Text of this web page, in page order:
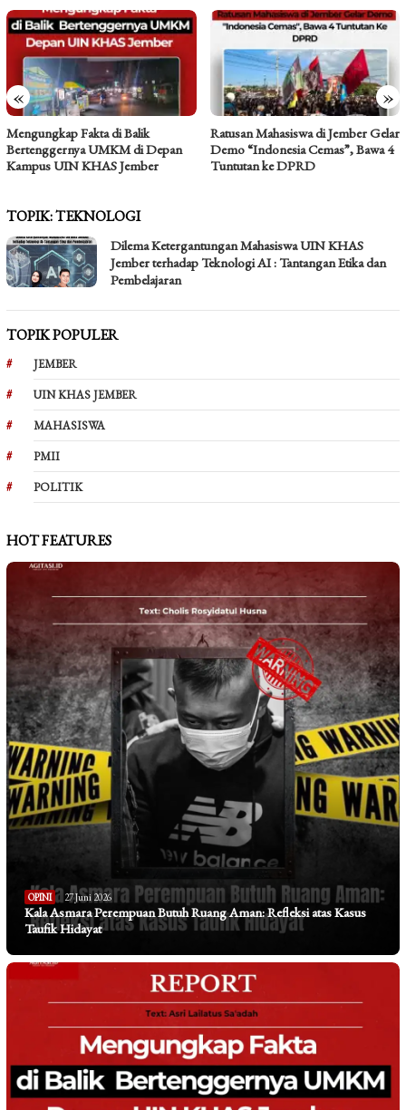
« »
Mengungkap Fakta di Balik
Bertenggernya UMKM di Depan
Kampus UIN KHAS Jember
Ratusan Mahasiswa di Jember Gelar
Demo “Indonesia Cemas”, Bawa 4
Tuntutan ke DPRD
TOPIK:TEKNOLOGI
Dilema Ketergantungan Mahasiswa UIN KHAS
Jember terhadap Teknologi AI : Tantangan Etika dan
Pembelajaran
TOPIK POPULER
JEMBER
UIN KHAS JEMBER
MAHASISWA
PMII
POLITIK
HOT FEATURES
OPINI 27 Juni 2026
Kala Asmara Perempuan Butuh Ruang Aman: Refleksi atas Kasus
Taufik Hidayat